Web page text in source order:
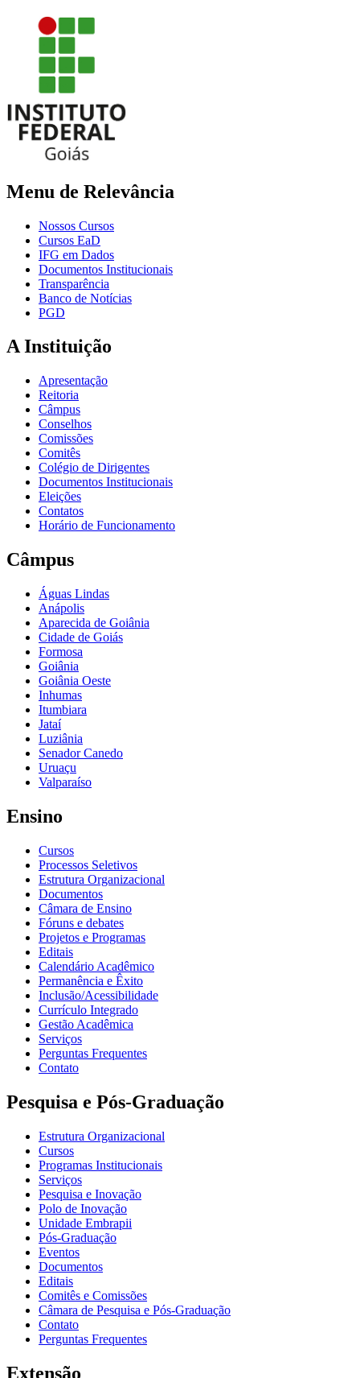
Menu de Relevância
Nossos Cursos
Cursos EaD
IFG em Dados
Documentos Institucionais
Transparência
Banco de Notícias
PGD
A Instituição
Apresentação
Reitoria
Câmpus
Conselhos
Comissões
Comitês
Colégio de Dirigentes
Documentos Institucionais
Eleições
Contatos
Horário de Funcionamento
Câmpus
Águas Lindas
Anápolis
Aparecida de Goiânia
Cidade de Goiás
Formosa
Goiânia
Goiânia Oeste
Inhumas
Itumbiara
Jataí
Luziânia
Senador Canedo
Uruaçu
Valparaíso
Ensino
Cursos
Processos Seletivos
Estrutura Organizacional
Documentos
Câmara de Ensino
Fóruns e debates
Projetos e Programas
Editais
Calendário Acadêmico
Permanência e Êxito
Inclusão/Acessibilidade
Currículo Integrado
Gestão Acadêmica
Serviços
Perguntas Frequentes
Contato
Pesquisa e Pós-Graduação
Estrutura Organizacional
Cursos
Programas Institucionais
Serviços
Pesquisa e Inovação
Polo de Inovação
Unidade Embrapii
Pós-Graduação
Eventos
Documentos
Editais
Comitês e Comissões
Câmara de Pesquisa e Pós-Graduação
Contato
Perguntas Frequentes
Extensão